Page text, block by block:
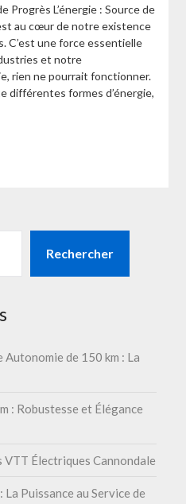
Progrès L’énergie : Source de
au cœur de notre existence
C’est une force essentielle
et notre
rien ne pourrait fonctionner.
différentes formes d’énergie,
Rechercher
Autonomie de 150 km : La
: Robustesse et Élégance
VTT Électriques Cannondale
Puissance au Service de